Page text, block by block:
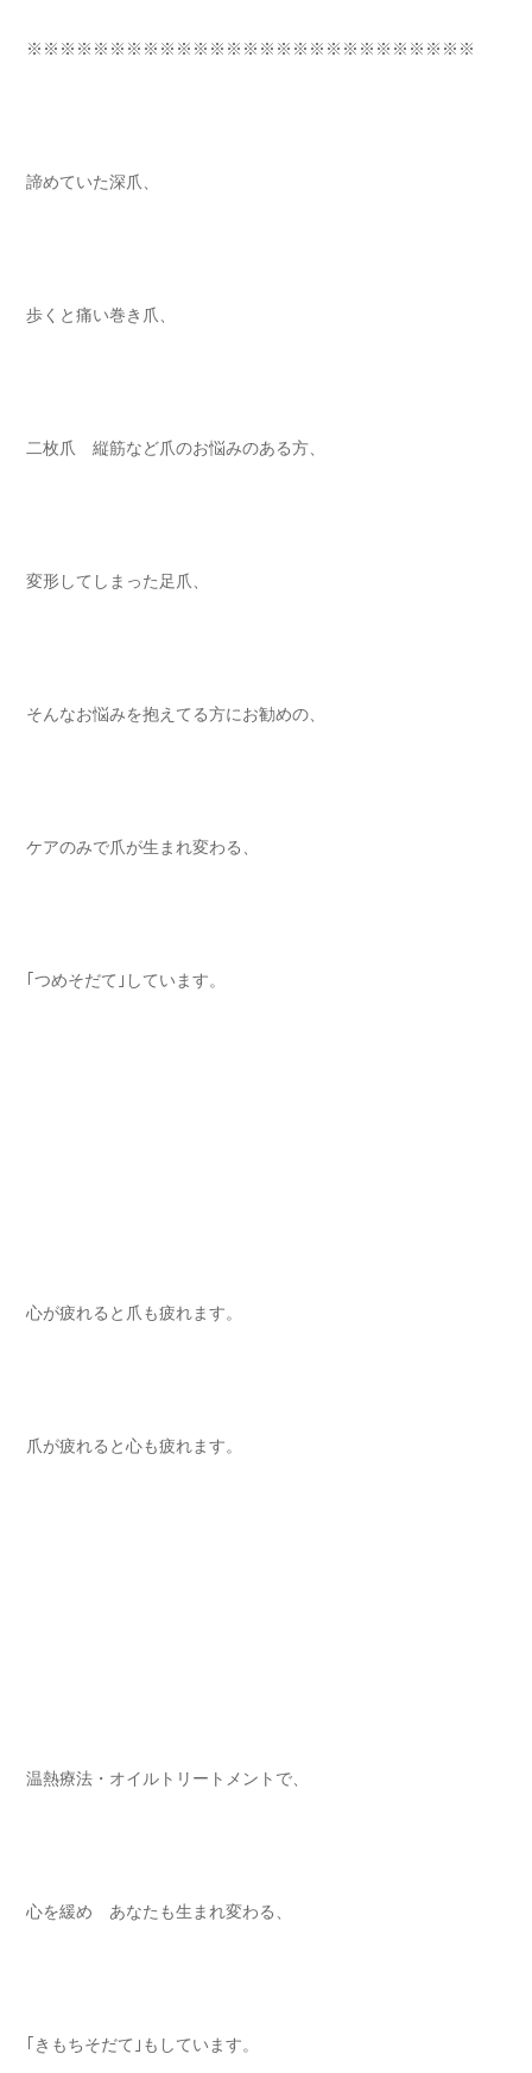
※※※※※※※※※※※※※※※※※※※※※※※※※※※⁡
諦めていた深爪、 ⁡⁡⁡⁡
歩くと痛い巻き爪、 ⁡⁡⁡⁡
二枚爪 縦筋など爪のお悩みのある方⁡⁡⁡⁡、
変形してしまった足爪、 ⁡⁡⁡⁡
そんなお悩みを抱えてる方にお勧めの⁡、
ケアのみで爪が生まれ変わる⁡、
｢つめそだて｣しています。⁡
心が疲れると爪も疲れます⁡。
爪が疲れると心も疲れます。⁡
温熱療法・オイルトリートメントで⁡、
心を緩め あなたも生まれ変わる⁡、
｢きもちそだて｣もしています⁡。